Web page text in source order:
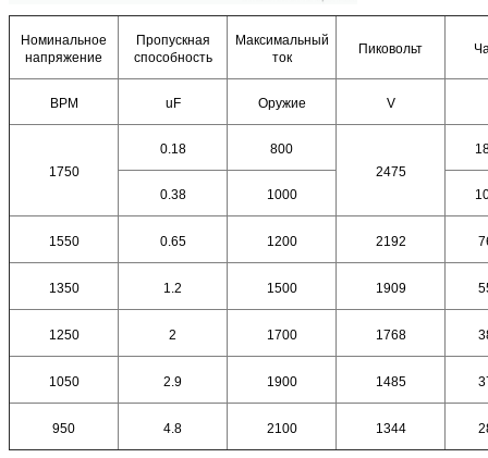
Номинальное
напряжение
Пропускная
способность
Максимальный
ток
Пиковольт
ВРМ uF Оружие V
1750
0.18
800
2475
0.38 1000
1550 0.65 1200 2192
1350 1.2 1500 1909
1250 2 1700 1768
1050 2.9 1900 1485
950 4.8 2100 1344